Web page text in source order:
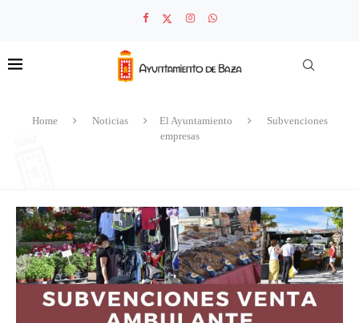
Home Noticias El Ayuntamiento
Subvenciones
empresas